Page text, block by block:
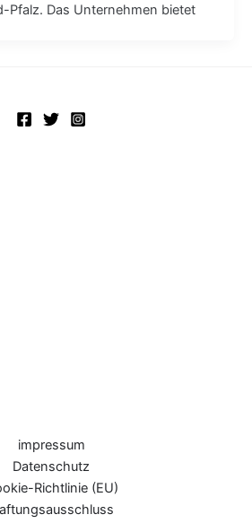
Pfalz. Das Unternehmen bietet
impressum
Datenschutz
Richtlinie (EU)